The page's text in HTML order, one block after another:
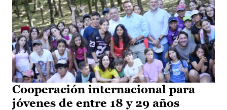
Cooperación internacional para
jóvenes de entre 18 y 29 años